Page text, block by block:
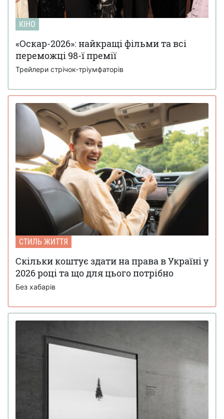
КІНО
«Оскар-2026»: найкращі фільми та всі
переможці 98-ї премії
Трейлери стрічок-тріумфаторів
СТИЛЬ ЖИТТЯ
Скільки коштує здати на права в Україні у
2026 році та що для цього потрібно
Без хабарів